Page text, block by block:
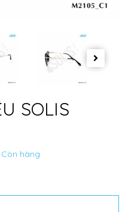
SOLIS
Còn hàng